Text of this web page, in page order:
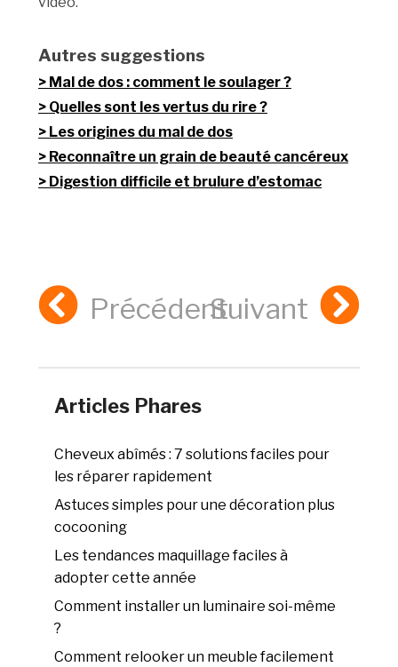
Autres suggestions
Mal de dos : comment le soulager ?
Quelles sont les vertus du rire ?
Les origines du mal de dos
Reconnaître un grain de beauté cancéreux
Digestion difficile et brulure d’estomac
PrécédentSuivant
Articles Phares
Cheveux abîmés : 7 solutions faciles pour
les réparer rapidement
Astuces simples pour une décoration plus
cocooning
Les tendances maquillage faciles à
adopter cette année
Comment installer un luminaire soi-même
?
Comment relooker un meuble facilement